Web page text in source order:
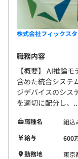
株式会社フィックス
職務内容
【概要】 AI推論
含めた統合システ
ジデバイスのシス
を適切に配分し、
職種名
組込
給与
600
勤務地
東京